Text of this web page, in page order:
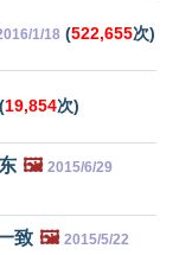
1/18 (522,655次)
(19,854次)
🖼️ 2015/6/29
致 🖼️ 2015/5/22